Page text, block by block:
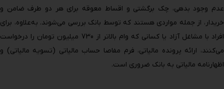
عدم وجود بدهی، چک برگشتی و اقساط معوقه برای هر دو طرف ضامن و
خریدار، از جمله مواردی هستند که توسط بانک بررسی می‌شوند. به‌علاوه، برای
افراد با مشاغل آزاد یا کسانی که وام بالاتر از 730 میلیون تومان را درخواست
می‌کنند، ارائه پرونده مالیاتی، فرم مفاصا حساب مالیاتی (تسویه مالیاتی) و
اظهارنامه مالیاتی به بانک ضروری است.